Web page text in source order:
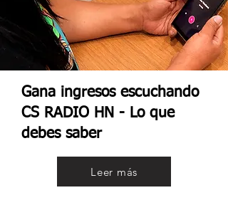
Gana ingresos escuchando
CS RADIO HN - Lo que
debes saber
Leer más